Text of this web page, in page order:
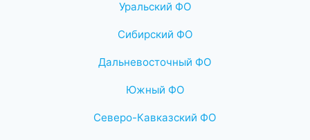
Уральский ФО
Сибирский ФО
Дальневосточный ФО
Южный ФО
Северо-Кавказский ФО